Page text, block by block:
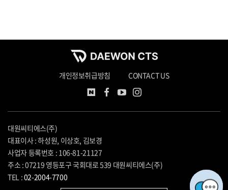
개인정보취급방침 CONTACT US
대원씨티에스(주)
대표이사 : 하성원, 이상호, 김보경
사업자 등록번호 : 106-81-21127
주소 : 07219 영등포구 국회대로 539 대원씨티에스(주)
TEL :02-2004-7700